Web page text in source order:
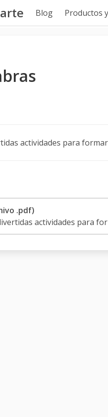
Blog Productos
actividades para
.pdf)
actividades para